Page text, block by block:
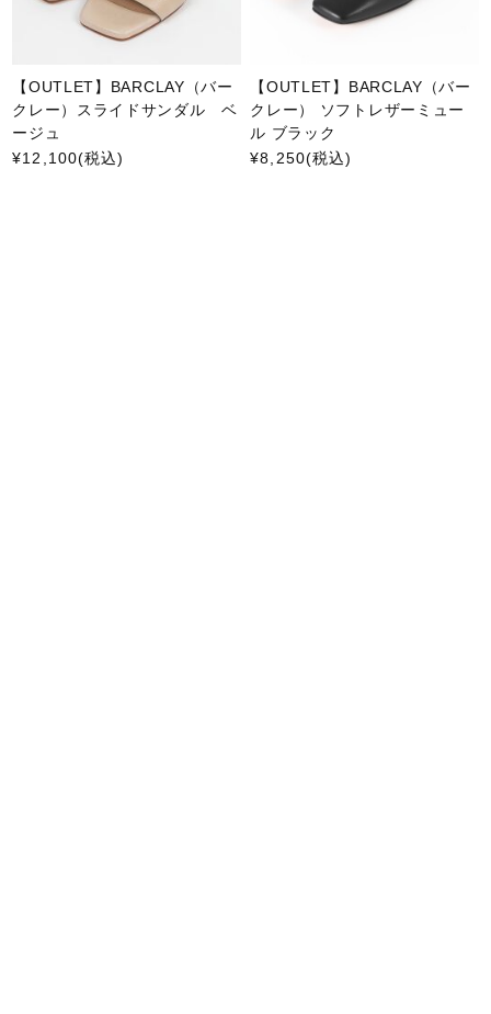
【OUTLET】BARCLAY（バー
クレー）スライドサンダル ベ
ージュ
¥12,100(税込)
【OUTLET】BARCLAY（バー
クレー） ソフトレザーミュー
ル ブラック
¥8,250(税込)